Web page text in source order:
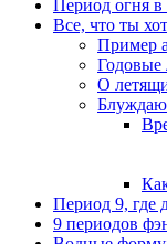
Период огня в
Все, что ты
Пример
Годовые
О
Период 9, где
9 периодов